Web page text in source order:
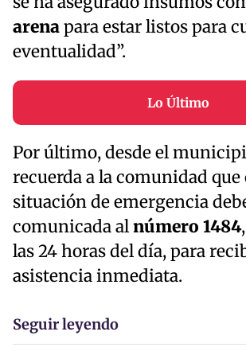
arenapara estar listos para
eventualidad”.
Lo Último
Por último, desde el
recuerda a la comunidad
situación de emergencia
comunicada alnúmero 1484
las 24 horas del día, para
asistencia inmediata.
Seguir leyendo